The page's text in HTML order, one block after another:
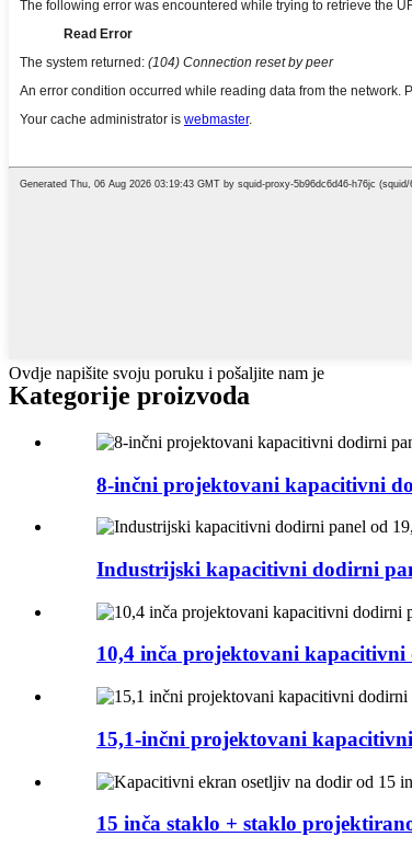
Ovdje napišite svoju poruku i pošaljite nam je
Kategorije proizvoda
8-inčni projektovani kapacitivni
Industrijski kapacitivni dodirni
10,4 inča projektovani kapacitivni
15,1-inčni projektovani
15 inča staklo + staklo